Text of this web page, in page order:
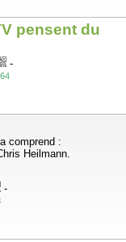
pensent du
-
comprend :
Heilmann.
-